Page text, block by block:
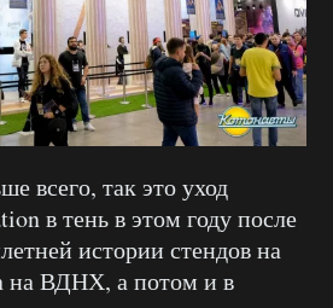
всего, так это уход
в тень в этом году после
истории стендов на
на ВДНХ, а потом и в